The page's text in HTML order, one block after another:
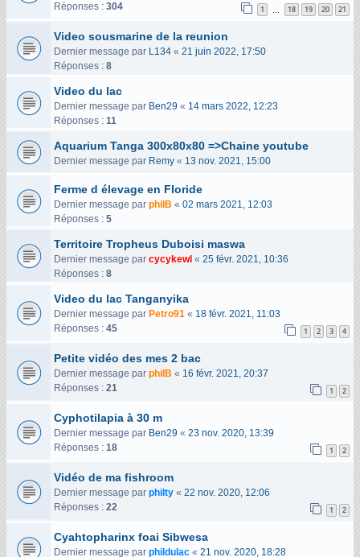
Réponses : 304 1 18 19 20 21
Video sousmarine de la reunion
Dernier message par L134 « 21 juin 2022, 17:50
Réponses : 8
Video du lac
Dernier message par Ben29 « 14 mars 2022, 12:23
Réponses : 11
Aquarium Tanga 300x80x80 =>Chaine youtube
Dernier message par Remy « 13 nov. 2021, 15:00
Ferme d élevage en Floride
Dernier message par philB « 02 mars 2021, 12:03
Réponses : 5
Territoire Tropheus Duboisi maswa
Dernier message par cycykewl « 25 févr. 2021, 10:36
Réponses : 8
Video du lac Tanganyika
Dernier message par Petro91 « 18 févr. 2021, 11:03
Réponses : 45 1 2 3 4
Petite vidéo des mes 2 bac
Dernier message par philB « 16 févr. 2021, 20:37
Réponses : 21 1 2
Cyphotilapia à 30 m
Dernier message par Ben29 « 23 nov. 2020, 13:39
Réponses : 18 1 2
Vidéo de ma fishroom
Dernier message par philty « 22 nov. 2020, 12:06
Réponses : 22 1 2
Cyahtopharinx foai Sibwesa
Dernier message par phildulac « 21 nov. 2020, 18:28